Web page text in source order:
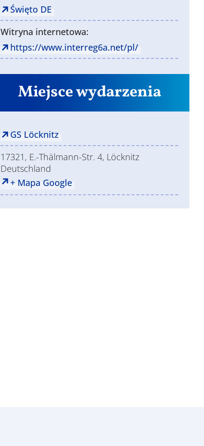
Święto DE
Witryna internetowa:
https://www.interreg6a.net/pl/
Miejsce wydarzenia
GS Löcknitz
17321, E.-Thälmann-Str. 4, Löcknitz
Deutschland
+ Mapa Google